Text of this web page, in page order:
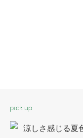
pick up